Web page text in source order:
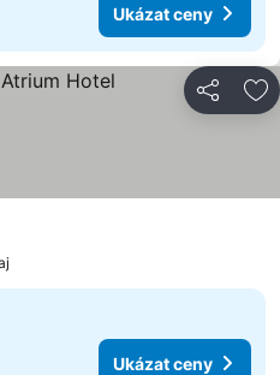
Ukázat ceny
Sdílet
Ukázat ceny